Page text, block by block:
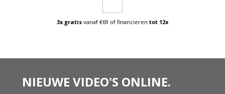
3x gratis vanaf €69 of financieren tot 12x
NIEUWE VIDEO'S ONLINE.